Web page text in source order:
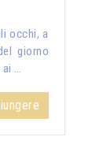
occhi, a
giorno
…